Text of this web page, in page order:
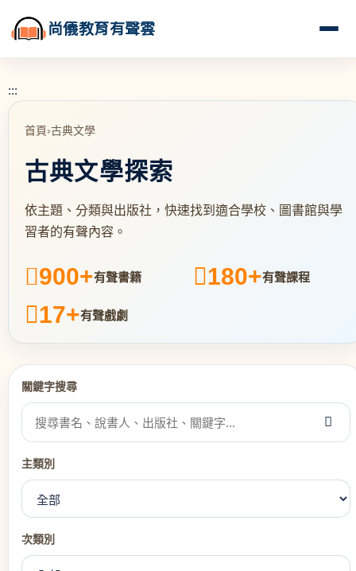
尚儀教育有聲雲
:::
首頁›古典文學
古典文學探索
依主題、分類與出版社，快速找到適合學校、圖書館與學
習者的有聲內容。
900+有聲書籍 180+有聲課程
17+有聲戲劇
關鍵字搜尋
主類別
次類別